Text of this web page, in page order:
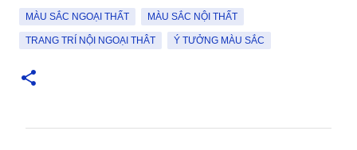
MÀU SẮC NGOẠI THẤT MÀU SẮC NỘI THẤT
TRANG TRÍ NỘI NGOẠI THÂT Ý TƯỞNG MÀU SẮC